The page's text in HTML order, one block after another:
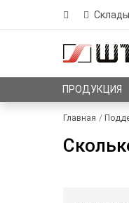
ПРОДУКЦИЯ
Главная